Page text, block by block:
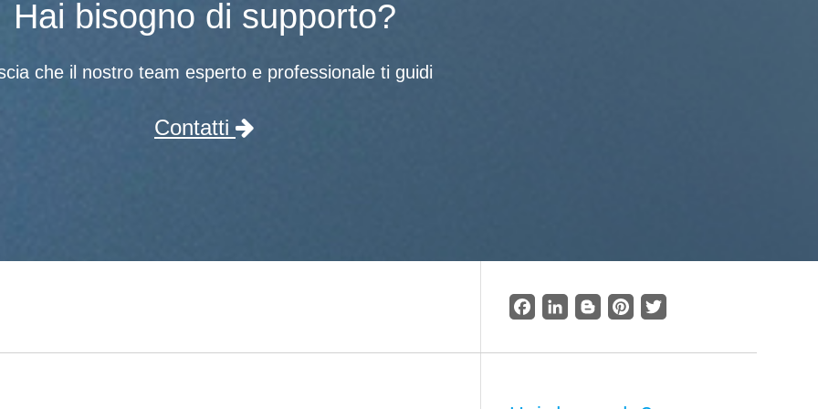
Hai bisogno di supporto?
che il nostro team esperto e professionale ti guidi
Contatti
Facebook
LinkedInBloggerPinterestTwitter